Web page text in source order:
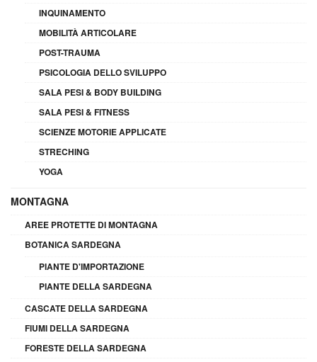
INQUINAMENTO
MOBILITÀ ARTICOLARE
POST-TRAUMA
PSICOLOGIA DELLO SVILUPPO
SALA PESI & BODY BUILDING
SALA PESI & FITNESS
SCIENZE MOTORIE APPLICATE
STRECHING
YOGA
MONTAGNA
AREE PROTETTE DI MONTAGNA
BOTANICA SARDEGNA
PIANTE D'IMPORTAZIONE
PIANTE DELLA SARDEGNA
CASCATE DELLA SARDEGNA
FIUMI DELLA SARDEGNA
FORESTE DELLA SARDEGNA